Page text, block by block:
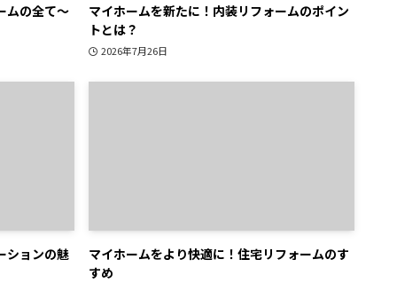
ムの全て～
マイホームを新たに！内装リフォームのポイン
トとは？
2026年7月26日
ションの魅
マイホームをより快適に！住宅リフォームのす
すめ